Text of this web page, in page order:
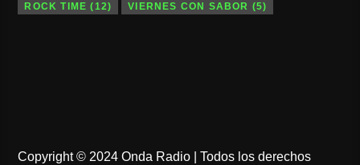
ROCK TIME (12) VIERNES CON SABOR (5)
Copyright © 2024 Onda Radio | Todos los derechos